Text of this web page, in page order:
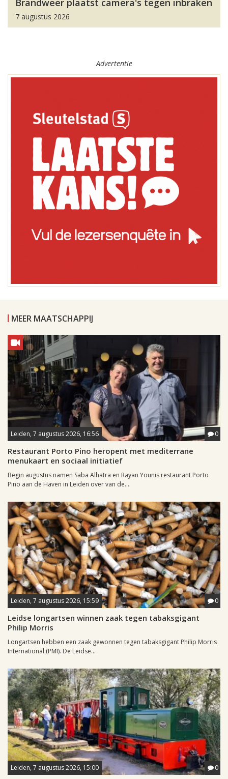
Brandweer plaatst camera's tegen inbraken
7 augustus 2026
Advertentie
MEER MAATSCHAPPIJ
Leiden, 7 augustus 2026, 16:56 0
Restaurant Porto Pino heropent met mediterrane
menukaart en sociaal initiatief
Begin augustus namen Saba Alhatra en Rayan Younis restaurant Porto
Pino aan de Haven in Leiden over van de...
Leiden, 7 augustus 2026, 15:59 0
Leidse longartsen winnen zaak tegen tabaksgigant
Philip Morris
Longartsen hebben een zaak gewonnen tegen tabaksgigant Philip Morris
International (PMI). De Leidse...
Leiden, 7 augustus 2026, 15:00 0